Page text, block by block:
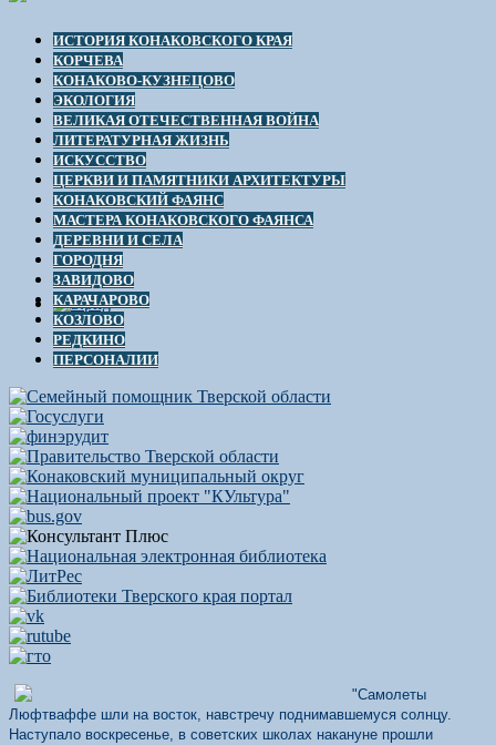
ИСТОРИЯ КОНАКОВСКОГО КРАЯ
КОРЧЕВА
КОНАКОВО-КУЗНЕЦОВО
ЭКОЛОГИЯ
ВЕЛИКАЯ ОТЕЧЕСТВЕННАЯ ВОЙНА
ЛИТЕРАТУРНАЯ ЖИЗНЬ
ИСКУССТВО
ЦЕРКВИ И ПАМЯТНИКИ АРХИТЕКТУРЫ
КОНАКОВСКИЙ ФАЯНС
МАСТЕРА КОНАКОВСКОГО ФАЯНСА
ДЕРЕВНИ И СЕЛА
ГОРОДНЯ
ЗАВИДОВО
КАРАЧАРОВО
КОЗЛОВО
РЕДКИНО
ПЕРСОНАЛИИ
"Самолеты
Люфтваффе шли на восток, навстречу поднимавшемуся солнцу.
Наступало воскресенье, в советских школах накануне прошли